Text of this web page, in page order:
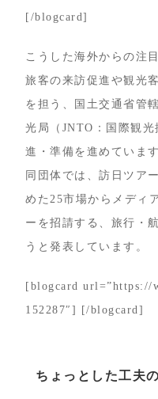
[/blogcard]
こうした海外からの注
旅客の来訪促進や観光
を担う、国土交通省管
光局（JNTO：国際観
進・準備を進めています
同団体では、訪日ツア
めた25市場からメディ
ーを招請する、旅行・
うと発表しています。
[blogcard url=”https://
152287″] [/blogcard]
ちょっとした工夫